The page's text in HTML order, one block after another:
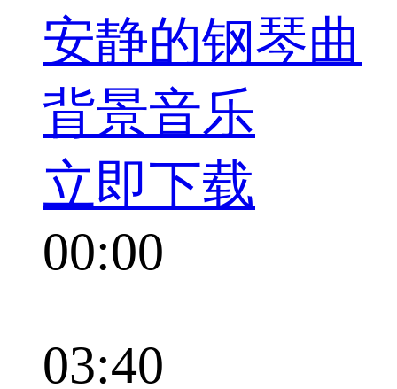
安静的钢琴曲
背景音乐
立即下载
00:00
03:40